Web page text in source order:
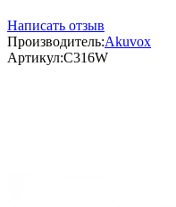
Написать отзыв
Производитель:Akuvox
Артикул:C316W